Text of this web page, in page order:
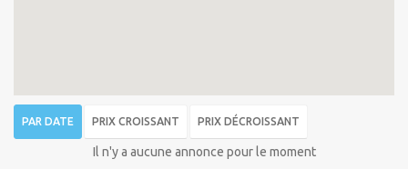
PAR DATE PRIX CROISSANT PRIX DÉCROISSANT
Il n'y a aucune annonce pour le moment